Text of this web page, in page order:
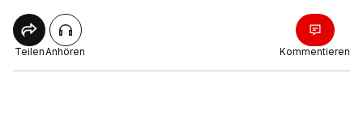
TeilenAnhören Kommentieren